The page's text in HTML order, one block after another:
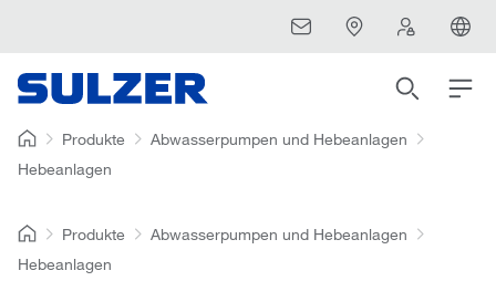
Produkte
Abwasserpumpen und Hebeanlagen
Hebeanlagen
Produkte
Abwasserpumpen und Hebeanlagen
Hebeanlagen